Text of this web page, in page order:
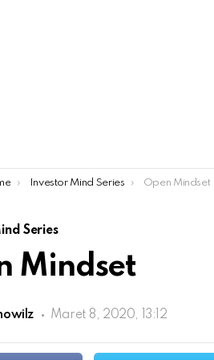
Investor Mind Series Open Mindset
Series
Mindset
Maret 8, 2020, 13:12